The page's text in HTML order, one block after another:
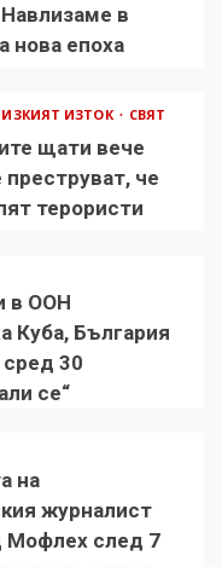
в
нова епоха
ИЗТОК СВЯТ
щати вече
че
терористи
в ООН
Куба, България
сред 30
се“
на
журналист
след 7